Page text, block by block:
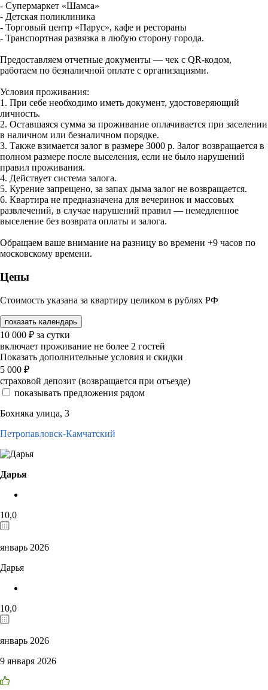
- Супермаркет «Шамса»
- Детская поликлиника
- Торговый центр «Парус», кафе и рестораны
- Транспортная развязка в любую сторону города.
Предоставляем отчетные документы — чек с QR-кодом,
работаем по безналичной оплате с организациями.
Условия проживания:
1. При себе необходимо иметь документ, удостоверяющий
личность.
2. Оставшаяся сумма за проживание оплачивается при заселении
в наличном или безналичном порядке.
3. Также взимается залог в размере 3000 р. Залог возвращается в
полном размере после выселения, если не было нарушений
правил проживания.
4. Действует система залога.
5. Курение запрещено, за запах дыма залог не возвращается.
6. Квартира не предназначена для вечеринок и массовых
развлечений, в случае нарушений правил — немедленное
выселение без возврата оплаты и залога.
Обращаем ваше внимание на разницу во времени +9 часов по
московскому времени.
Цены
Стоимость указана за квартиру целиком в рублях РФ
показать календарь
10 000 ₽ за сутки
включает проживание не более 2 гостей
Показать дополнительные условия и скидки
5 000 ₽
страховой депозит (возвращается при отъезде)
показывать предложения рядом
Бохняка улица, 3
Петропавловск-Камчатский
Дарья
10,0
январь 2026
Дарья
10,0
январь 2026
9 января 2026